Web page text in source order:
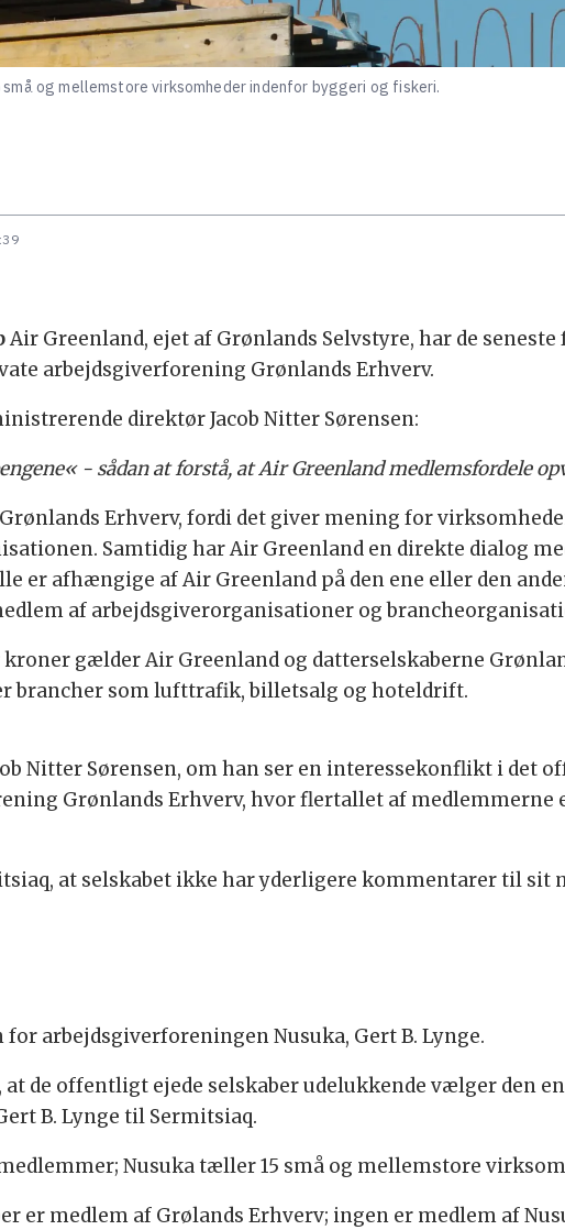
og mellemstore virksomheder indenfor byggeri og fiskeri.
Air Greenland, ejet af Grønlands Selvstyre, har de
arbejdsgiverforening Grønlands Erhverv.
direktør Jacob Nitter Sørensen:
- sådan at forstå, at Air Greenland medlemsfordele
Erhverv, fordi det giver mening for
Samtidig har Air Greenland en direkte dialog
er afhængige af Air Greenland på den ene eller den
af arbejdsgiverorganisationer og
gælder Air Greenland og datterselskaberne
brancher som lufttrafik, billetsalg og hoteldrift.
Nitter Sørensen, om han ser en interessekonflikt i det
Grønlands Erhverv, hvor flertallet af medlemmerne
at selskabet ikke har yderligere kommentarer til sit
arbejdsgiverforeningen Nusuka, Gert B. Lynge.
de offentligt ejede selskaber udelukkende vælger den
B. Lynge til Sermitsiaq.
Nusuka tæller 15 små og mellemstore
er medlem af Grølands Erhverv; ingen er medlem af